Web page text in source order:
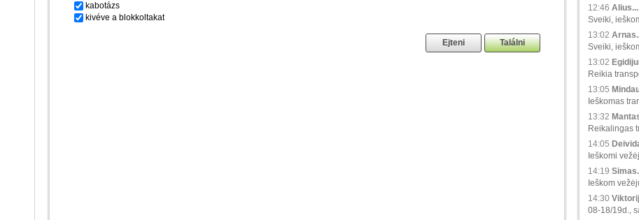
kabotázs
kivéve a blokkoltakat
12:46 Alius...
Sveiki,
13:02
Sveiki,
13:02
Reikia
13:05
Ieškomas
13:32
Reikalingas
14:05
Ieškomi
14:19
Ieškom
14:30
08-18/19d.,